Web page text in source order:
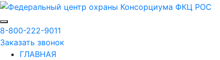
8-800-222-9011
Заказать звонок
ГЛАВНАЯ